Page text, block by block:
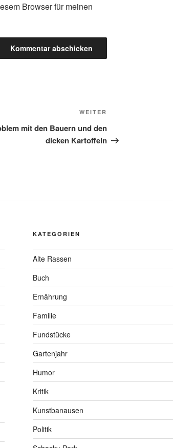
Browser für meinen
Beitrag
WEITER
mit den Bauern und den
dicken Kartoffeln
KATEGORIEN
Alte Rassen
Buch
Ernährung
Familie
Fundstücke
Gartenjahr
Humor
Kritik
Kunstbanausen
Politik